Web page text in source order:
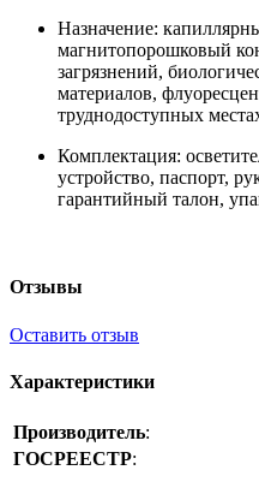
Назначение:
магнитопорошковый
загрязнений,
материалов,
труднодоступных
Комплектация:
устройство, паспорт,
гарантийный талон,
Отзывы
Оставить отзыв
Характеристики
Производитель:
ГОСРЕЕСТР: